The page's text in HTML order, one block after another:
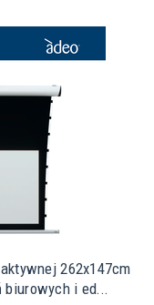
262x147cm
biurowych i ed...